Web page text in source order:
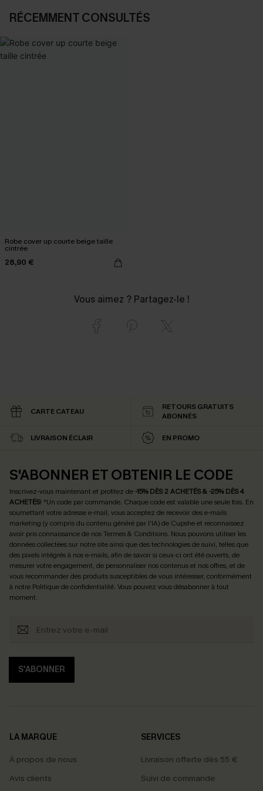
RÉCEMMENT CONSULTÉS
Robe cover up courte beige taille
cintrée
28,90 €
Vous aimez ? Partagez-le !
CARTE CATEAU
RETOURS GRATUITS
ABONNÉS
LIVRAISON ÉCLAIR EN PROMO
S'ABONNER ET OBTENIR LE CODE
Inscrivez-vous maintenant et profitez de -15% DÈS 2 ACHETÉS & -25% DÈS 4
ACHETÉS! *Un code par commande. Chaque code est valable une seule fois. En
soumettant votre adresse e-mail, vous acceptez de recevoir des e-mails
marketing (y compris du contenu généré par l'IA) de Cupshe et reconnaissez
avoir pris connaissance de nosTermes & Conditions. Nous pouvons utiliser les
données collectées sur notre site ainsi que des technologies de suivi, telles que
des pixels intégrés à nos e-mails, afin de savoir si ceux-ci ont été ouverts, de
mesurer votre engagement, de personnaliser nos contenus et nos offres, et de
vous recommander des produits susceptibles de vous intéresser, conformément
à notre Politique de confidentialité. Vous pouvez vous désabonner à tout
moment.
S'ABONNER
LA MARQUE
À propos de nous
Avis clients
SERVICES
Livraison offerte dès 55 €
Suivi de commande